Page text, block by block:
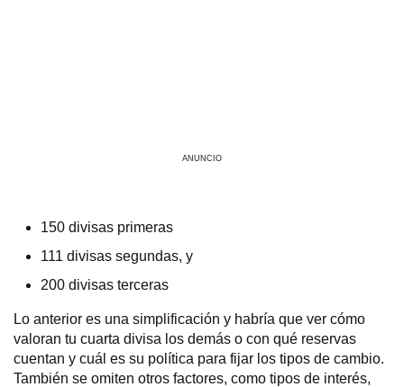
ANUNCIO
150 divisas primeras
111 divisas segundas, y
200 divisas terceras
Lo anterior es una simplificación y habría que ver cómo
valoran tu cuarta divisa los demás o con qué reservas
cuentan y cuál es su política para fijar los tipos de cambio.
También se omiten otros factores, como tipos de interés,